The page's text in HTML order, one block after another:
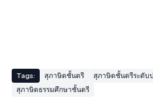
Tags: สุภาษิตชั้นตรี
สุภาษิตชั้นตรีระดับ
สุภาษิตธรรมศึกษาชั้นตรี